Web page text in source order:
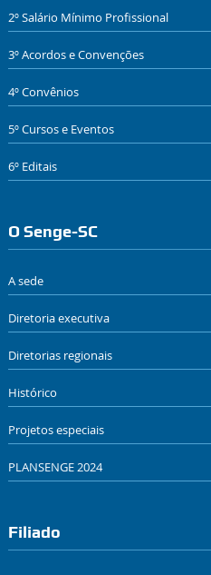
2º Salário Mínimo Profissional
3º Acordos e Convenções
4º Convênios
5º Cursos e Eventos
6º Editais
O Senge-SC
A sede
Diretoria executiva
Diretorias regionais
Histórico
Projetos especiais
PLANSENGE 2024
Filiado